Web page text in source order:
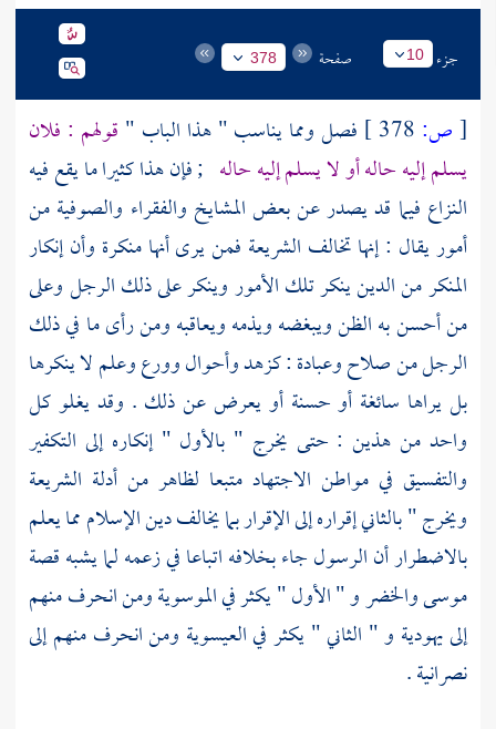
جزء 10 صفحة 378
[ص: فصل ومما يناسب " هذا الباب " قولهم : فلان
يسلم إليه حاله أو لا يسلم إليه حاله ; فإن هذا كثيرا ما يقع فيه
النزاع فيما قد يصدر عن بعض المشايخ والفقراء والصوفيةمن
أمور يقال : إنها تخالف الشريعة فمن يرى أنها منكرة وأن إنكار
المنكر من الدين ينكر تلك الأمور وينكر على ذلك الرجل وعلى
من أحسن به الظن ويبغضه ويذمه ويعاقبه ومن رأى ما في ذلك
الرجل من صلاح وعبادة : كزهد وأحوال وورع وعلم لا ينكرها
بل يراها سائغة أو حسنة أو يعرض عن ذلك . وقد يغلو كل
واحد من هذين : حتى يخرج " بالأول " إنكاره إلى التكفير
والتفسيق في مواطن الاجتهاد متبعا لظاهر من أدلة الشريعة
ويخرج " بالثاني إقراره إلى الإقرار بما يخالف دين الإسلام مما يعلم
بالاضطرار أن الرسول جاء بخلافه اتباعا في زعمه لما يشبه قصة
موسىوالخضرو " الأول " يكثر فيالموسويةومن انحرف منهم
إلى يهودية و " الثاني " يكثر فيالعيسوية ومن انحرف منهم إلى
نصرانية .